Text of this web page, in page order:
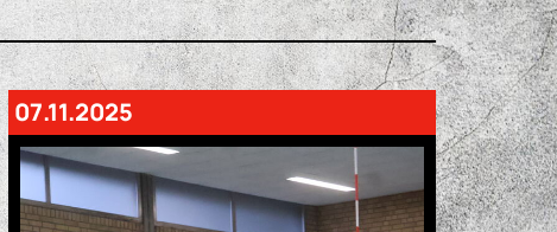
07.11.2025